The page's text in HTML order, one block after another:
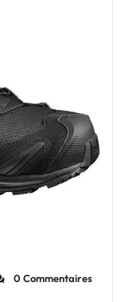
0 Commentaires